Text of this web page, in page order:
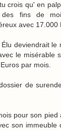
crois qu' en
fins de
avec 17.000
deviendrait le
le misérable
par mois.
de
pour son pied
son immeuble